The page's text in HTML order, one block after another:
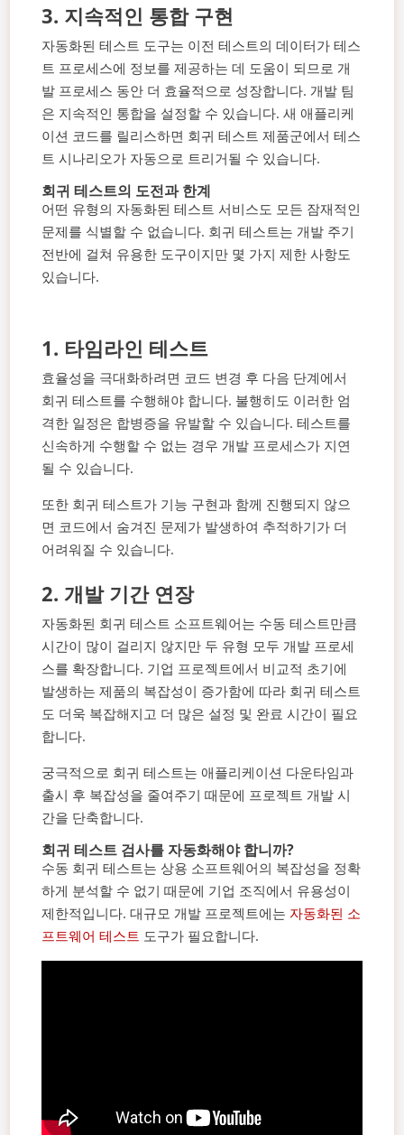
3. 지속적인 통합 구현
자동화된 테스트 도구는 이전 테스트의 데이터가 테스
트 프로세스에 정보를 제공하는 데 도움이 되므로 개
발 프로세스 동안 더 효율적으로 성장합니다. 개발 팀
은 지속적인 통합을 설정할 수 있습니다. 새 애플리케
이션 코드를 릴리스하면 회귀 테스트 제품군에서 테스
트 시나리오가 자동으로 트리거될 수 있습니다.
회귀 테스트의 도전과 한계
어떤 유형의 자동화된 테스트 서비스도 모든 잠재적인
문제를 식별할 수 없습니다. 회귀 테스트는 개발 주기
전반에 걸쳐 유용한 도구이지만 몇 가지 제한 사항도
있습니다.
1. 타임라인 테스트
효율성을 극대화하려면 코드 변경 후 다음 단계에서
회귀 테스트를 수행해야 합니다. 불행히도 이러한 엄
격한 일정은 합병증을 유발할 수 있습니다. 테스트를
신속하게 수행할 수 없는 경우 개발 프로세스가 지연
될 수 있습니다.
또한 회귀 테스트가 기능 구현과 함께 진행되지 않으
면 코드에서 숨겨진 문제가 발생하여 추적하기가 더
어려워질 수 있습니다.
2. 개발 기간 연장
자동화된 회귀 테스트 소프트웨어는 수동 테스트만큼
시간이 많이 걸리지 않지만 두 유형 모두 개발 프로세
스를 확장합니다. 기업 프로젝트에서 비교적 초기에
발생하는 제품의 복잡성이 증가함에 따라 회귀 테스트
도 더욱 복잡해지고 더 많은 설정 및 완료 시간이 필요
합니다.
궁극적으로 회귀 테스트는 애플리케이션 다운타임과
출시 후 복잡성을 줄여주기 때문에 프로젝트 개발 시
간을 단축합니다.
회귀 테스트 검사를 자동화해야 합니까?
수동 회귀 테스트는 상용 소프트웨어의 복잡성을 정확
하게 분석할 수 없기 때문에 기업 조직에서 유용성이
제한적입니다. 대규모 개발 프로젝트에는 자동화된 소
프트웨어 테스트 도구가 필요합니다.